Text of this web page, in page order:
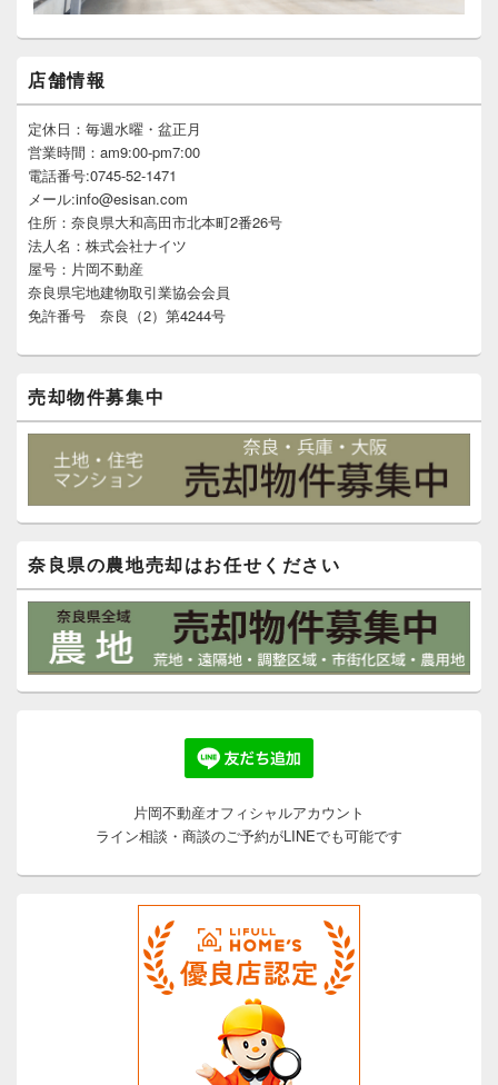
イ
ン
サ
イ
ー
ウ
ィ
ェ
ッ
ト
店舗情報
定休日：毎週水曜・盆正月
営業時間：am9:00-pm7:00
電話番号:0745-52-1471
メール:info@esisan.com
住所：奈良県大和高田市北本町2番26号
法人名：株式会社ナイツ
屋号：片岡不動産
奈良県宅地建物取引業協会会員
免許番号 奈良（2）第4244号
売却物件募集中
奈良県の農地売却はお任せください
片岡不動産オフィシャルアカウント
ライン相談・商談のご予約がLINEでも可能です